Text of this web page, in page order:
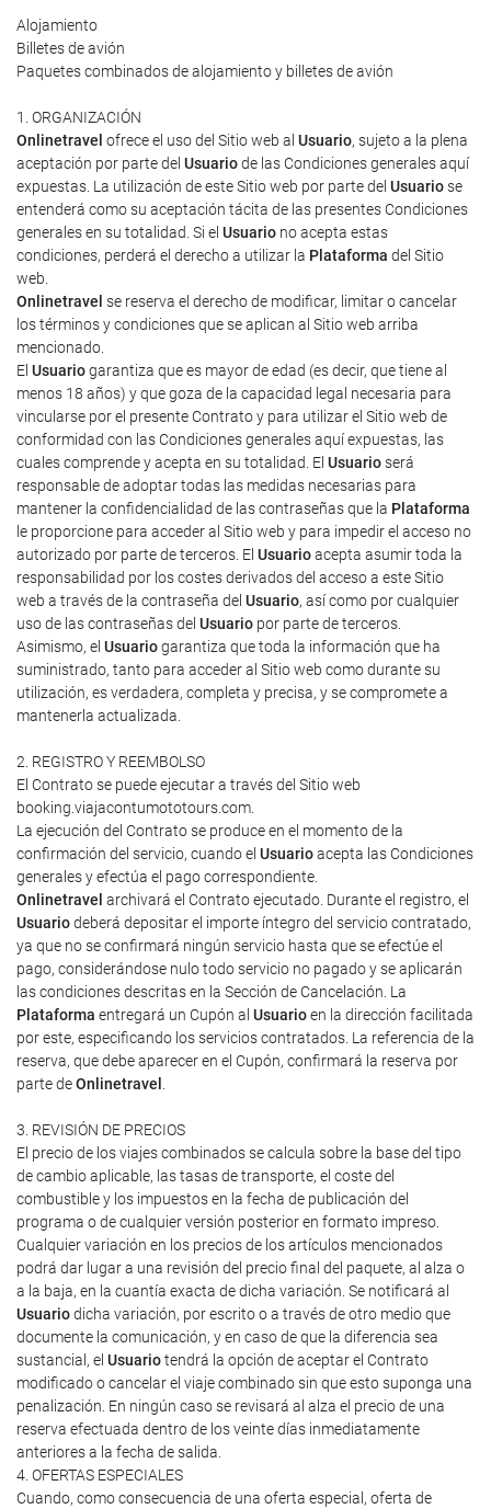
Alojamiento
Billetes de avión
Paquetes combinados de alojamiento y billetes de avión
1. ORGANIZACIÓN
Onlinetravel ofrece el uso del Sitio web al Usuario, sujeto a la plena
aceptación por parte del Usuariode las Condiciones generales aquí
expuestas. La utilización de este Sitio web por parte del Usuariose
entenderá como su aceptación tácita de las presentes Condiciones
generales en su totalidad. Si el Usuario no acepta estas
condiciones, perderá el derecho a utilizar la Plataforma del Sitio
web.
Onlinetravel se reserva el derecho de modificar, limitar o cancelar
los términos y condiciones que se aplican al Sitio web arriba
mencionado.
El Usuariogarantiza que es mayor de edad (es decir, que tiene al
menos 18 años) y que goza de la capacidad legal necesaria para
vincularse por el presente Contrato y para utilizar el Sitio web de
conformidad con las Condiciones generales aquí expuestas, las
cuales comprende y acepta en su totalidad. El Usuarioserá
responsable de adoptar todas las medidas necesarias para
mantener la confidencialidad de las contraseñas que la Plataforma
le proporcione para acceder al Sitio web y para impedir el acceso no
autorizado por parte de terceros. El Usuarioacepta asumir toda la
responsabilidad por los costes derivados del acceso a este Sitio
web a través de la contraseña del Usuario, así como por cualquier
uso de las contraseñas del Usuario por parte de terceros.
Asimismo, el Usuariogarantiza que toda la información que ha
suministrado, tanto para acceder al Sitio web como durante su
utilización, es verdadera, completa y precisa, y se compromete a
mantenerla actualizada.
2. REGISTRO Y REEMBOLSO
El Contrato se puede ejecutar a través del Sitio web
booking.viajacontumototours.com.
La ejecución del Contrato se produce en el momento de la
confirmación del servicio, cuando el Usuarioacepta las Condiciones
generales y efectúa el pago correspondiente.
Onlinetravel archivará el Contrato ejecutado. Durante el registro, el
Usuariodeberá depositar el importe íntegro del servicio contratado,
ya que no se confirmará ningún servicio hasta que se efectúe el
pago, considerándose nulo todo servicio no pagado y se aplicarán
las condiciones descritas en la Sección de Cancelación. La
Plataforma entregará un Cupón al Usuarioen la dirección facilitada
por este, especificando los servicios contratados. La referencia de la
reserva, que debe aparecer en el Cupón, confirmará la reserva por
parte deOnlinetravel .
3. REVISIÓN DE PRECIOS
El precio de los viajes combinados se calcula sobre la base del tipo
de cambio aplicable, las tasas de transporte, el coste del
combustible y los impuestos en la fecha de publicación del
programa o de cualquier versión posterior en formato impreso.
Cualquier variación en los precios de los artículos mencionados
podrá dar lugar a una revisión del precio final del paquete, al alza o
a la baja, en la cuantía exacta de dicha variación. Se notificará al
Usuariodicha variación, por escrito o a través de otro medio que
documente la comunicación, y en caso de que la diferencia sea
sustancial, el Usuariotendrá la opción de aceptar el Contrato
modificado o cancelar el viaje combinado sin que esto suponga una
penalización. En ningún caso se revisará al alza el precio de una
reserva efectuada dentro de los veinte días inmediatamente
anteriores a la fecha de salida.
4. OFERTAS ESPECIALES
Cuando, como consecuencia de una oferta especial, oferta de